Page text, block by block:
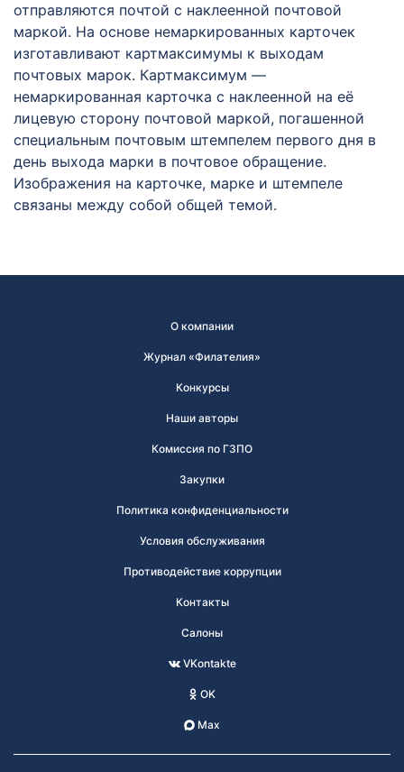
отправляются почтой с наклеенной почтовой
маркой. На основе немаркированных карточек
изготавливают картмаксимумы к выходам
почтовых марок. Картмаксимум —
немаркированная карточка с наклеенной на её
лицевую сторону почтовой маркой, погашенной
специальным почтовым штемпелем первого дня в
день выхода марки в почтовое обращение.
Изображения на карточке, марке и штемпеле
связаны между собой общей темой.
О компании
Журнал «Филателия»
Конкурсы
Наши авторы
Комиссия по ГЗПО
Закупки
Политика конфиденциальности
Условия обслуживания
Противодействие коррупции
Контакты
Салоны
VKontakte
OK
Max